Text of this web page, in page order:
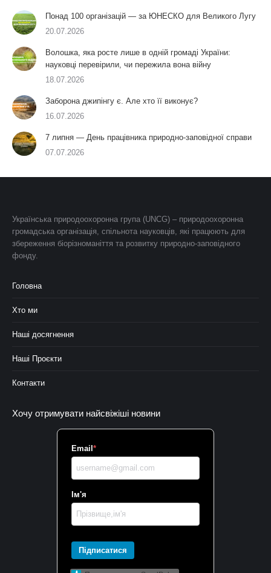
Понад 100 організацій — за ЮНЕСКО для Великого Лугу
20.07.2026
Волошка, яка росте лише в одній громаді України:
науковці перевірили, чи пережила вона війну
18.07.2026
Заборона джипінгу є. Але хто її виконує?
16.07.2026
7 липня — День працівника природно-заповідної справи
07.07.2026
Українська природоохоронна група (UNCG) – природоохоронна
громадська організація, спільнота науковців, які працюють для
збереження біорізноманіття та розвитку природно-заповідного
фонду.
Головна
Хто ми
Наші досягнення
Наші Проєкти
Контакти
Хочу отримувати найсвіжіші новини
Email *
Ім'я
Підписатися